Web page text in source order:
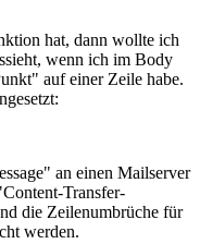
hat, dann wollte ich
wenn ich im Body
auf einer Zeile habe.
an einen Mailserver
Transfer-
die Zeilenumbrüche für
werden.